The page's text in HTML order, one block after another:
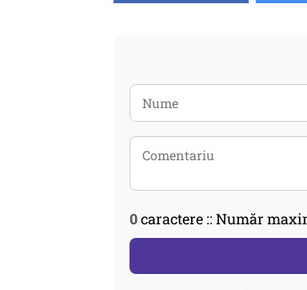
0caractere :: Număr